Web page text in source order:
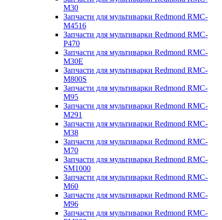
M30
Запчасти для мультиварки Redmond RMC-
M4516
Запчасти для мультиварки Redmond RMC-
P470
Запчасти для мультиварки Redmond RMC-
M30E
Запчасти для мультиварки Redmond RMC-
M800S
Запчасти для мультиварки Redmond RMC-
M95
Запчасти для мультиварки Redmond RMC-
M291
Запчасти для мультиварки Redmond RMC-
M38
Запчасти для мультиварки Redmond RMC-
M70
Запчасти для мультиварки Redmond RMC-
SM1000
Запчасти для мультиварки Redmond RMC-
M60
Запчасти для мультиварки Redmond RMC-
M96
Запчасти для мультиварки Redmond RMC-